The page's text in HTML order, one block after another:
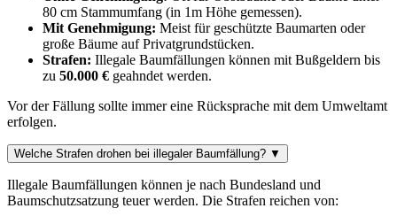
80 cm Stammumfang (in 1m Höhe gemessen).
Mit Genehmigung: Meist für geschützte Baumarten oder
große Bäume auf Privatgrundstücken.
Strafen: Illegale Baumfällungen können mit Bußgeldern bis
zu 50.000 € geahndet werden.
Vor der Fällung sollte immer eine Rücksprache mit dem Umweltamt
erfolgen.
Welche Strafen drohen bei illegaler Baumfällung? ▼
Illegale Baumfällungen können je nach Bundesland und
Baumschutzsatzung teuer werden. Die Strafen reichen von: